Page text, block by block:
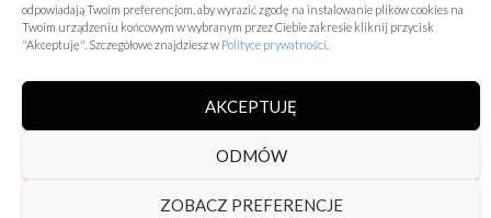
odpowiadają Twoim preferencjom, aby wyrazić zgodę na instalowanie plików cookies na
Twoim urządzeniu końcowym w wybranym przez Ciebie zakresie kliknij przycisk
"Akceptuję". Szczegółowe znajdziesz w Polityce prywatności
AKCEPTUJĘ
ODMÓW
ZOBACZ PREFERENCJE
Elektronika
Dodane 04/12/2025